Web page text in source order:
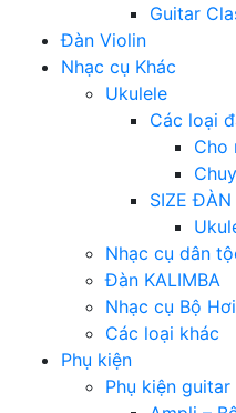
Guitar
Đàn Violin
Nhạc cụ Khác
Ukulele
Các loại
Cho
SIZE ĐÀN
Nhạc cụ dân
Đàn KALIMBA
Nhạc cụ Bộ Hơi
Các loại khác
Phụ kiện
Phụ kiện guitar